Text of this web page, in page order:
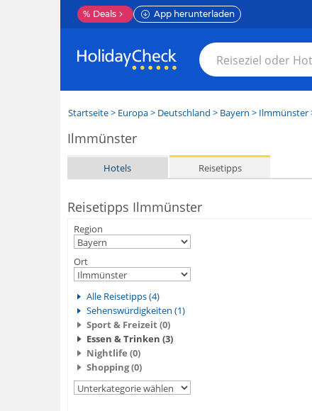
% Deals App herunterladen
Startseite> Europa> Deutschland > Bayern > Ilmmünster
Ilmmünster
Hotels Reisetipps
Reisetipps Ilmmünster
Region
Ort
Alle Reisetipps (4)
Sehenswürdigkeiten (1)
Sport & Freizeit (0)
Essen & Trinken (3)
Nightlife (0)
Shopping (0)